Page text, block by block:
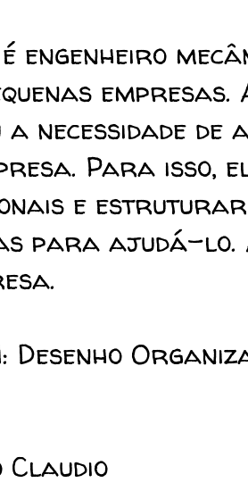
engenheiro
a necessidade
Para isso,
e
para ajudá-
Desenho
Claudio